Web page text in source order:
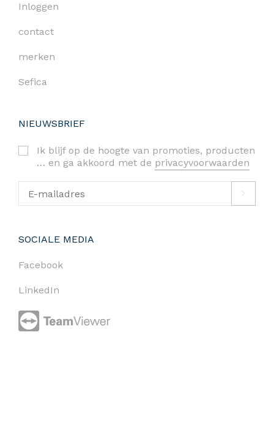
Inloggen
contact
merken
Sefica
NIEUWSBRIEF
Ik blijf op de hoogte van promoties, producten
… en ga akkoord met de privacyvoorwaarden
SOCIALE MEDIA
Facebook
LinkedIn